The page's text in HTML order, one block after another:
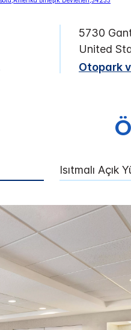
5730
United
Otopark
Isıtmalı Açık